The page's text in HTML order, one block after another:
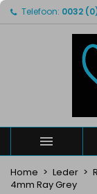
Telefoon: 0032

Home Leder
4mm Ray Grey
Mijn
Maak
Maak
Verlanglijst
U moet